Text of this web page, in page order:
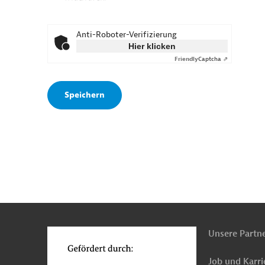
Anti-Roboter-Verifizierung
Hier klicken
FriendlyCaptcha ⇗
Unsere
Job und